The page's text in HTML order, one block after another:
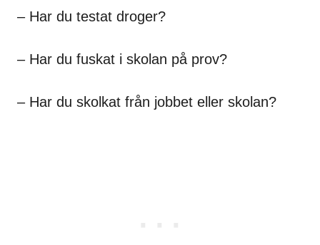
– Har du testat droger?
– Har du fuskat i skolan på prov?
– Har du skolkat från jobbet eller skolan?